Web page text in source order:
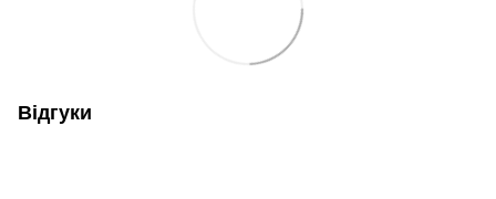
Відгуки